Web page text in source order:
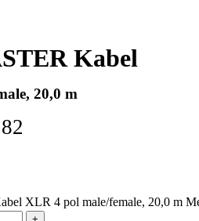
Kabel
20,0 m
XLR 4 pol male/female, 20,0 m